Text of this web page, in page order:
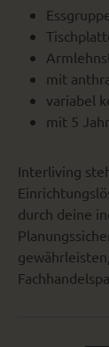
mit
variabel
mit 5
Interliving
durch deine